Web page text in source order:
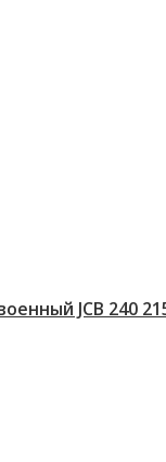
JCB 240